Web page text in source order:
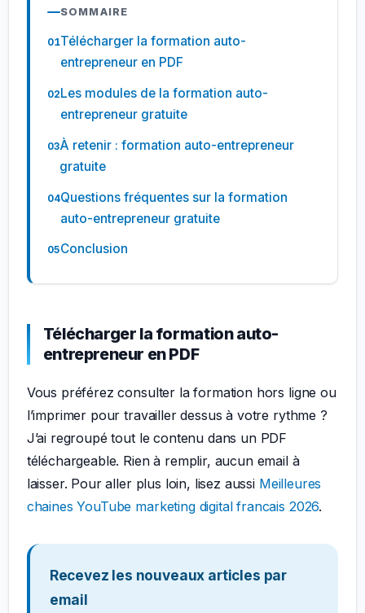
SOMMAIRE
Télécharger la formation auto-
entrepreneur en PDF
Les modules de la formation auto-
entrepreneur gratuite
À retenir : formation auto-entrepreneur
gratuite
Questions fréquentes sur la formation
auto-entrepreneur gratuite
Conclusion
Télécharger la formation auto-
entrepreneur en PDF
Vous préférez consulter la formation hors ligne ou
l’imprimer pour travailler dessus à votre rythme ?
J’ai regroupé tout le contenu dans un PDF
téléchargeable. Rien à remplir, aucun email à
laisser. Pour aller plus loin, lisez aussi Meilleures
chaines YouTube marketing digital francais 2026.
Recevez les nouveaux articles par
email